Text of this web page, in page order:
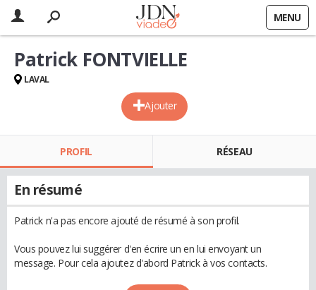
MENU
Ajouter
Patrick FONTVIELLE
LAVAL
PROFIL RÉSEAU
En résumé
Patrick n'a pas encore ajouté de résumé à son profil.
Vous pouvez lui suggérer d'en écrire un en lui envoyant un
message. Pour cela ajoutez d'abord Patrick à vos contacts.